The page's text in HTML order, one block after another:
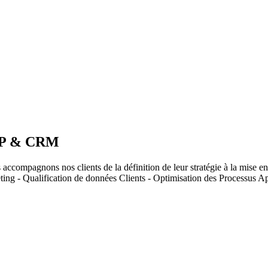
& CRM
accompagnons nos clients de la définition de leur stratégie à la mise
- Qualification de données Clients - Optimisation des Processus